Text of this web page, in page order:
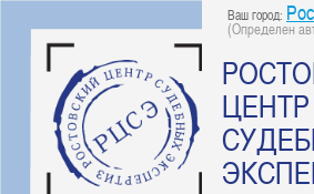
Ваш город:
(Определен
ЦЕНТР